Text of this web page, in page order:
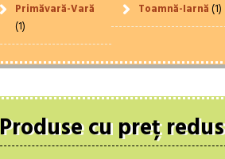
Primăvară-Vară
(1)
Toamnă-Iarnă(1)
Produse cu preț redus